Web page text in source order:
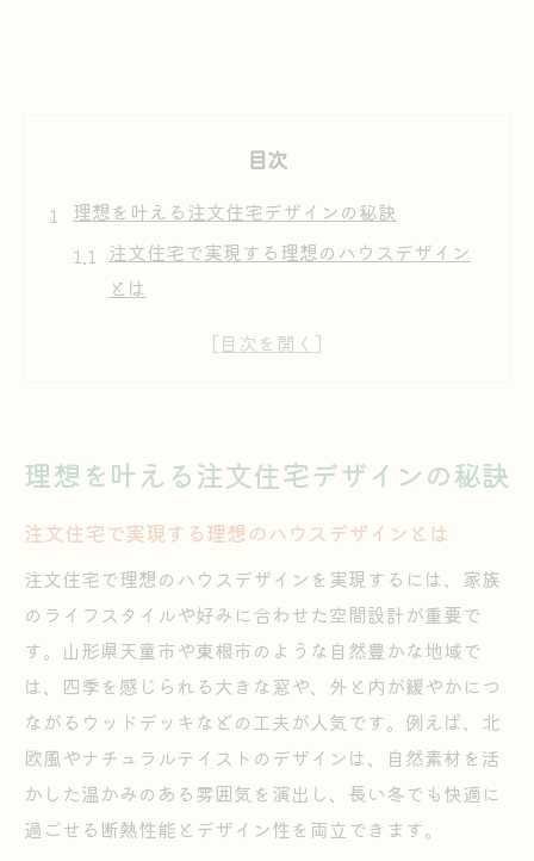
目次
理想を叶える注文住宅デザインの秘訣
注文住宅で実現する理想のハウスデザイン
とは
一級建築士と叶える注文住宅の設計ポイン
注文住宅で人気のハウスデザインの特徴
快適性と美しさを両立する家づくり術
注文住宅で快適性とデザイン性を高める方
法
山形の気候に合わせた注文住宅の工夫
注文住宅の家事動線と美しさの両立ポイン
ト
一級建築士が提案する快適な住まい設計
注文住宅で実現する省エネと快適な暮らし
山形の自然を活かした間取りの工夫
理想を叶える注文住宅デザインの秘訣
注文住宅で実現する理想のハウスデザインとは
注文住宅で理想のハウスデザインを実現するには、家族
のライフスタイルや好みに合わせた空間設計が重要で
す。山形県天童市や東根市のような自然豊かな地域で
は、四季を感じられる大きな窓や、外と内が緩やかにつ
ながるウッドデッキなどの工夫が人気です。例えば、北
欧風やナチュラルテイストのデザインは、自然素材を活
かした温かみのある雰囲気を演出し、長い冬でも快適に
過ごせる断熱性能とデザイン性を両立できます。